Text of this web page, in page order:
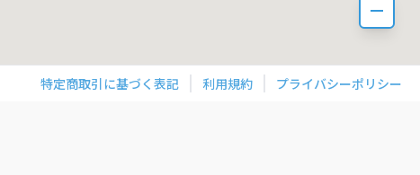
特定商取引に基づく表記 利用規約 プライバシーポリシー